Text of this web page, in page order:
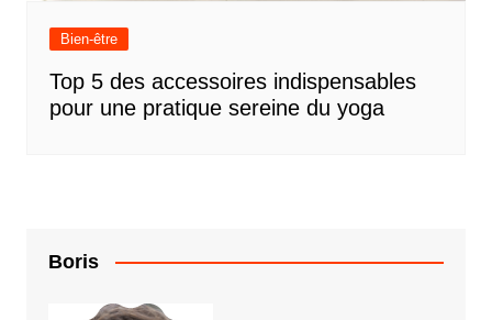
Bien-être
Top 5 des accessoires indispensables
pour une pratique sereine du yoga
Boris